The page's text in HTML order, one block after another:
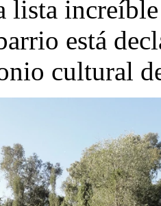
lista
está
cultural